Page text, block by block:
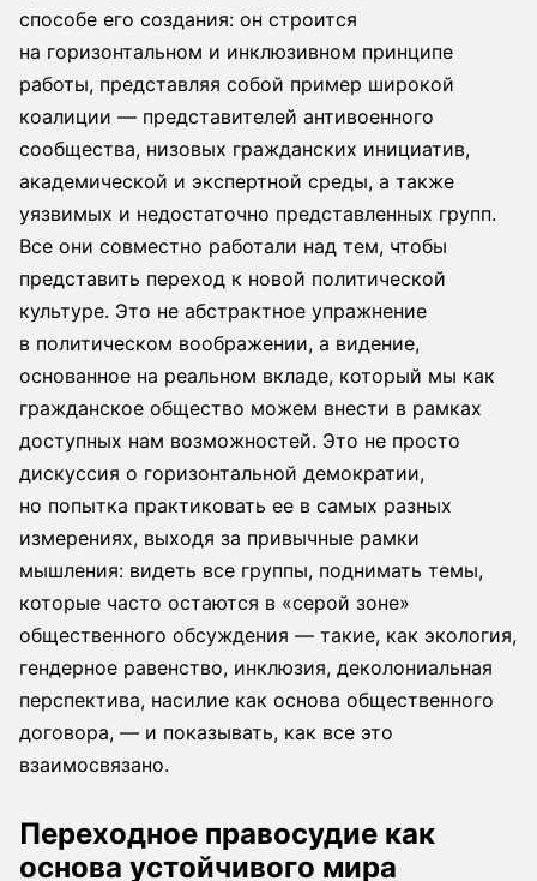
способе его создания: он строится
на горизонтальном и инклюзивном принципе
работы, представляя собой пример широкой
коалиции — представителей антивоенного
сообщества, низовых гражданских инициатив,
академической и экспертной среды, а также
уязвимых и недостаточно представленных групп.
Все они совместно работали над тем, чтобы
представить переход к новой политической
культуре. Это не абстрактное упражнение
в политическом воображении, а видение,
основанное на реальном вкладе, который мы как
гражданское общество можем внести в рамках
доступных нам возможностей. Это не просто
дискуссия о горизонтальной демократии,
но попытка практиковать ее в самых разных
измерениях, выходя за привычные рамки
мышления: видеть все группы, поднимать темы,
которые часто остаются в «серой зоне»
общественного обсуждения — такие, как экология,
гендерное равенство, инклюзия, деколониальная
перспектива, насилие как основа общественного
договора, — и показывать, как все это
взаимосвязано.
Переходное правосудие как
основа устойчивого мира